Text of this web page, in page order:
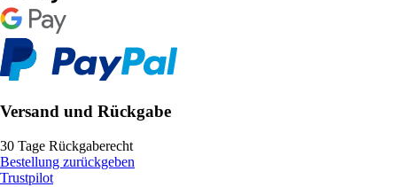
Versand und Rückgabe
30 Tage Rückgaberecht
Bestellung zurückgeben
Trustpilot